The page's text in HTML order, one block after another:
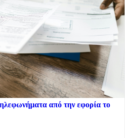
από την εφορία το